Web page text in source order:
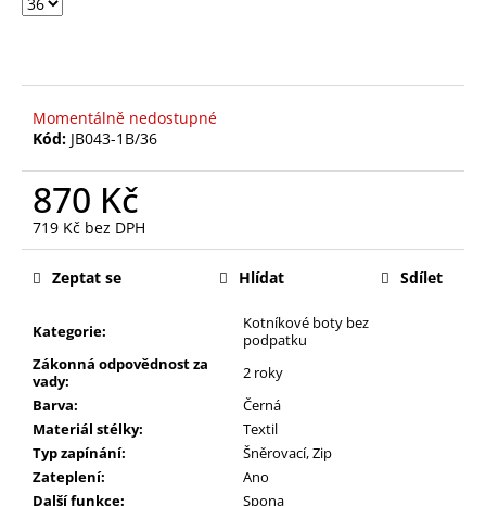
Momentálně nedostupné
Kód: JB043-1B/36
870 Kč
719 Kč bez DPH
Měrná
Kategorie:
Kotníkové boty bez
podpatku
Zákonná odpovědnost za
vady:
2 roky
Barva:
Černá
Materiál stélky:
Textil
Typ zapínání:
Šněrovací,Zip
Zateplení:
Ano
Další funkce:
Spona
Zeptat se Hlídat Sdílet